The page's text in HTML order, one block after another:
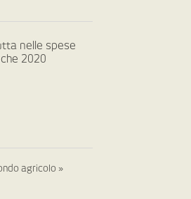
nelle spese
2020
agricolo »